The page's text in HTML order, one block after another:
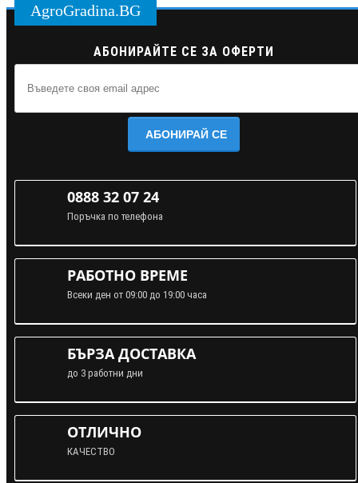
AgroGradina.BG
АБОНИРАЙТЕ СЕ ЗА ОФЕРТИ
АБОНИРАЙ СЕ
0888 32 07 24
Поръчка по телефона
РАБОТНО ВРЕМЕ
Всеки ден от 09:00 до 19:00 часа
БЪРЗА ДОСТАВКА
до 3 работни дни
ОТЛИЧНО
КАЧЕСТВО